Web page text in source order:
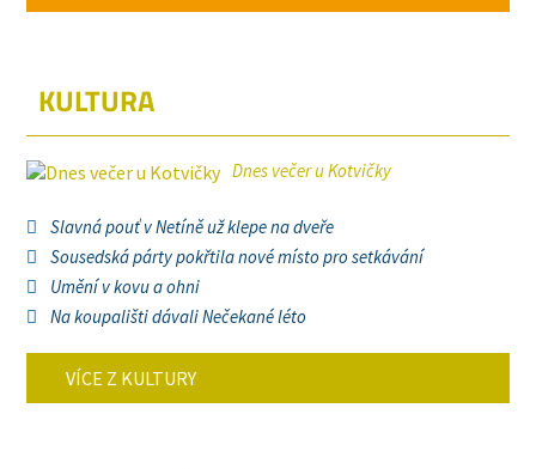
KULTURA
Dnes večer u Kotvičky
Slavná pouť v Netíně už klepe na dveře
Sousedská párty pokřtila nové místo pro setkávání
Umění v kovu a ohni
Na koupališti dávali Nečekané léto
VÍCE Z KULTURY